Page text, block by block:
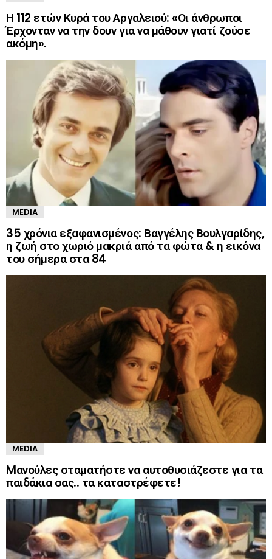
Η 112 ετών Κυρά του Αργαλειού: «Οι άνθρωποι
Έρχονταν να την δουν για να μάθουν γιατί ζούσε
ακόμη».
MEDIA
35 χρόνια εξαφανισμένος: Βαγγέλης Βουλγαρίδης,
η ζωή στο χωριό μακριά από τα φώτα & η εικόνα
του σήμερα στα 84
MEDIA
Mανούλες σταματήστε να αυτοθυσιάζεστε για τα
παιδάκια σας.. τα καταστρέφετε!